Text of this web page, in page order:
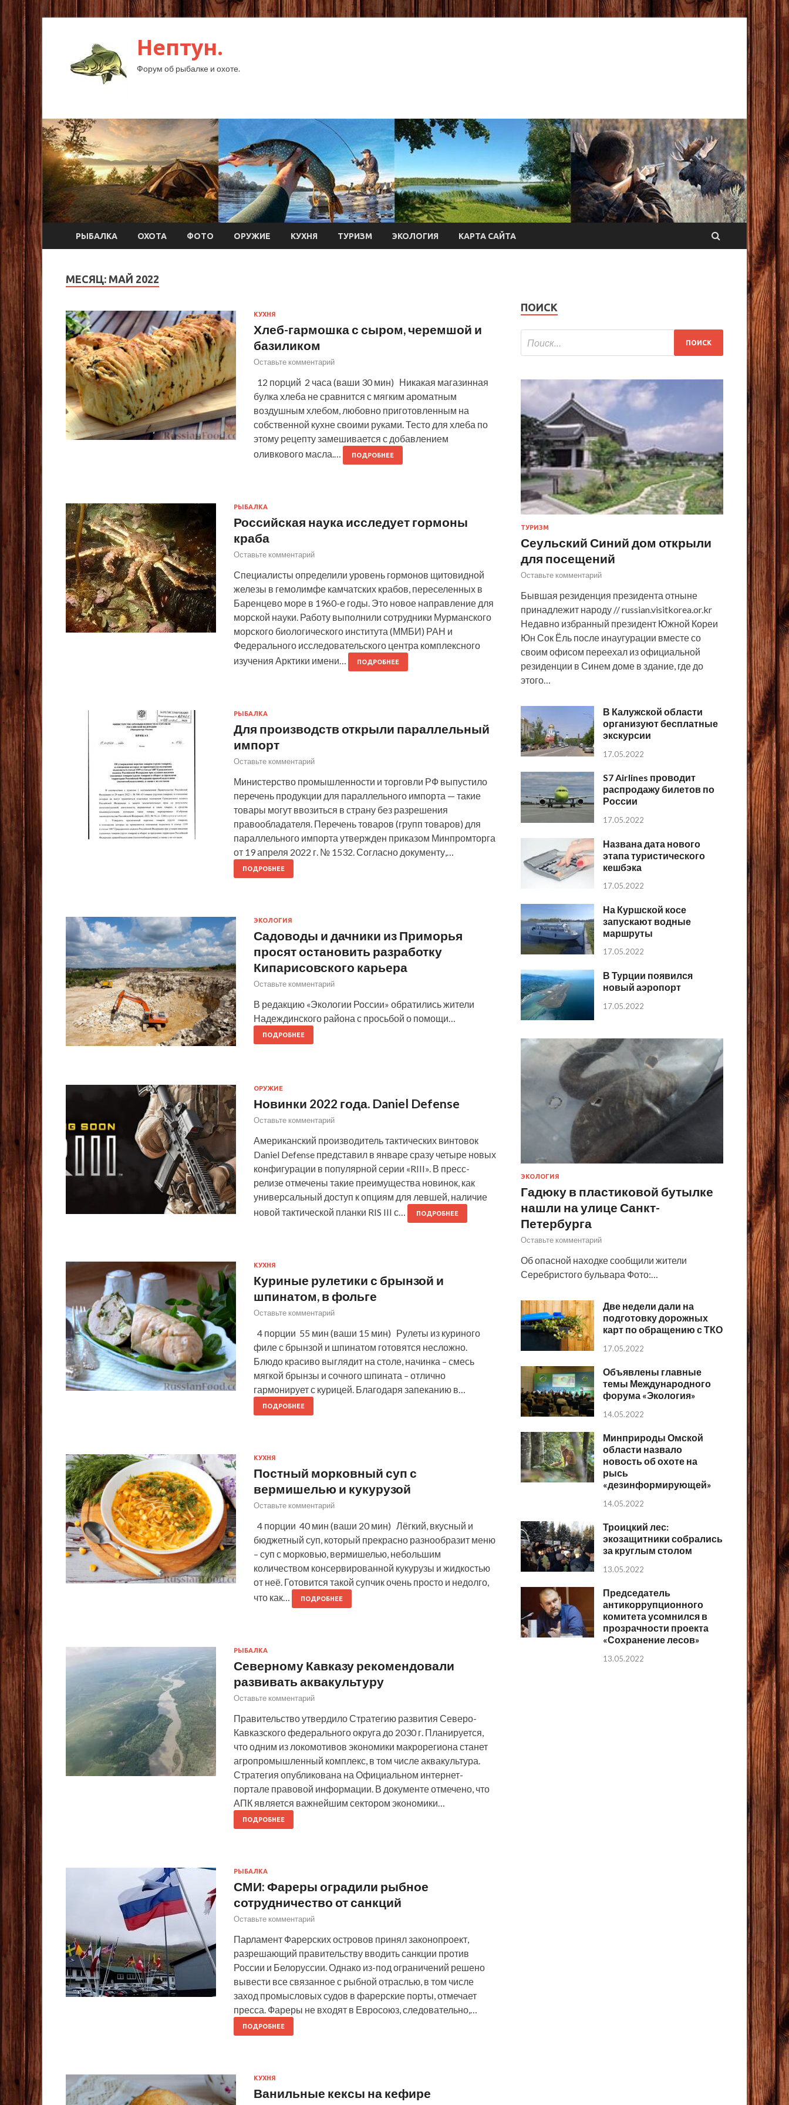
Нептун.
Форум об рыбалке и охоте.
РЫБАЛКА ОХОТА ФОТО ОРУЖИЕ КУХНЯ ТУРИЗМ ЭКОЛОГИЯ КАРТА САЙТА
МЕСЯЦ: МАЙ 2022
КУХНЯ
Хлеб-гармошка с сыром, черемшой и
базиликом
Оставьте комментарий
12 порций 2 часа (ваши 30 мин) Никакая магазинная
булка хлеба не сравнится с мягким ароматным
воздушным хлебом, любовно приготовленным на
собственной кухне своими руками. Тесто для хлеба по
этому рецепту замешивается с добавлением
оливкового масла.…
ПОДРОБНЕЕ
РЫБАЛКА
Российская наука исследует гормоны
краба
Оставьте комментарий
Специалисты определили уровень гормонов щитовидной
железы в гемолимфе камчатских крабов, переселенных в
Баренцево море в 1960-е годы. Это новое направление для
морской науки. Работу выполнили сотрудники Мурманского
морского биологического института (ММБИ) РАН и
Федерального исследовательского центра комплексного
изучения Арктики имени…
ПОДРОБНЕЕ
РЫБАЛКА
Для производств открыли параллельный
импорт
Оставьте комментарий
Министерство промышленности и торговли РФ выпустило
перечень продукции для параллельного импорта — такие
товары могут ввозиться в страну без разрешения
правообладателя. Перечень товаров (групп товаров) для
параллельного импорта утвержден приказом Минпромторга
от 19 апреля 2022 г. № 1532. Согласно документу,…
ПОДРОБНЕЕ
ЭКОЛОГИЯ
Садоводы и дачники из Приморья
просят остановить разработку
Кипарисовского карьера
Оставьте комментарий
В редакцию «Экологии России» обратились жители
Надеждинского района с просьбой о помощи…
ПОДРОБНЕЕ
ОРУЖИЕ
Новинки 2022 года. Daniel Defense
Оставьте комментарий
Американский производитель тактических винтовок
Daniel Defense представил в январе сразу четыре новых
конфигурации в популярной серии «RIII». В пресс-
релизе отмечены такие преимущества новинок, как
универсальный доступ к опциям для левшей, наличие
новой тактической планки RIS III с…
ПОДРОБНЕЕ
КУХНЯ
Куриные рулетики с брынзой и
шпинатом, в фольге
Оставьте комментарий
4 порции 55 мин (ваши 15 мин) Рулеты из куриного
филе с брынзой и шпинатом готовятся несложно.
Блюдо красиво выглядит на столе, начинка – смесь
мягкой брынзы и сочного шпината – отлично
гармонирует с курицей. Благодаря запеканию в…
ПОДРОБНЕЕ
КУХНЯ
Постный морковный суп с
вермишелью и кукурузой
Оставьте комментарий
4 порции 40 мин (ваши 20 мин) Лёгкий, вкусный и
бюджетный суп, который прекрасно разнообразит меню
– суп с морковью, вермишелью, небольшим
количеством консервированной кукурузы и жидкостью
от неё. Готовится такой супчик очень просто и недолго,
что как…
ПОДРОБНЕЕ
РЫБАЛКА
Северному Кавказу рекомендовали
развивать аквакультуру
Оставьте комментарий
Правительство утвердило Стратегию развития Северо-
Кавказского федерального округа до 2030 г. Планируется,
что одним из локомотивов экономики макрорегиона станет
агропромышленный комплекс, в том числе аквакультура.
Стратегия опубликована на Официальном интернет-
портале правовой информации. В документе отмечено, что
АПК является важнейшим сектором экономики…
ПОДРОБНЕЕ
РЫБАЛКА
СМИ: Фареры оградили рыбное
сотрудничество от санкций
Оставьте комментарий
Парламент Фарерских островов принял законопроект,
разрешающий правительству вводить санкции против
России и Белоруссии. Однако из-под ограничений решено
вывести все связанное с рыбной отраслью, в том числе
заход промысловых судов в фарерские порты, отмечает
пресса. Фареры не входят в Евросоюз, следовательно,…
ПОДРОБНЕЕ
КУХНЯ
Ванильные кексы на кефире
ПОИСК
ТУРИЗМ
Сеульский Синий дом открыли
для посещений
Оставьте комментарий
Бывшая резиденция президента отныне
принадлежит народу // russian.visitkorea.or.kr
Недавно избранный президент Южной Кореи
Юн Сок Ёль после инаугурации вместе со
своим офисом переехал из официальной
резиденции в Синем доме в здание, где до
этого…
В Калужской области
организуют бесплатные
экскурсии
17.05.2022
S7 Airlines проводит
распродажу билетов по
России
17.05.2022
Названа дата нового
этапа туристического
кешбэка
17.05.2022
На Куршской косе
запускают водные
маршруты
17.05.2022
В Турции появился
новый аэропорт
17.05.2022
ЭКОЛОГИЯ
Гадюку в пластиковой бутылке
нашли на улице Санкт-
Петербурга
Оставьте комментарий
Об опасной находке сообщили жители
Серебристого бульвара Фото:…
Две недели дали на
подготовку дорожных
карт по обращению с ТКО
17.05.2022
Объявлены главные
темы Международного
форума «Экология»
14.05.2022
Минприроды Омской
области назвало
новость об охоте на
рысь
«дезинформирующей»
14.05.2022
Троицкий лес:
экозащитники собрались
за круглым столом
13.05.2022
Председатель
антикоррупционного
комитета усомнился в
прозрачности проекта
«Сохранение лесов»
13.05.2022